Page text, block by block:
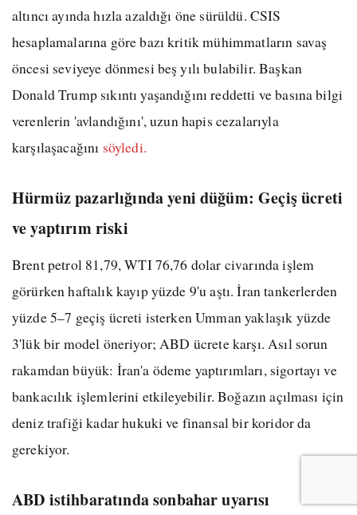
altıncı ayında hızla azaldığı öne sürüldü. CSIS
hesaplamalarına göre bazı kritik mühimmatların savaş
öncesi seviyeye dönmesi beş yılı bulabilir. Başkan
Donald Trump sıkıntı yaşandığını reddetti ve basına bilgi
verenlerin 'avlandığını', uzun hapis cezalarıyla
karşılaşacağını söyledi.
Hürmüz pazarlığında yeni düğüm: Geçiş ücreti
ve yaptırım riski
Brent petrol 81,79, WTI 76,76 dolar civarında işlem
görürken haftalık kayıp yüzde 9'u aştı. İran tankerlerden
yüzde 5–7 geçiş ücreti isterken Umman yaklaşık yüzde
3'lük bir model öneriyor; ABD ücrete karşı. Asıl sorun
rakamdan büyük: İran'a ödeme yaptırımları, sigortayı ve
bankacılık işlemlerini etkileyebilir. Boğazın açılması için
deniz trafiği kadar hukuki ve finansal bir koridor da
gerekiyor.
ABD istihbaratında sonbahar uyarısı